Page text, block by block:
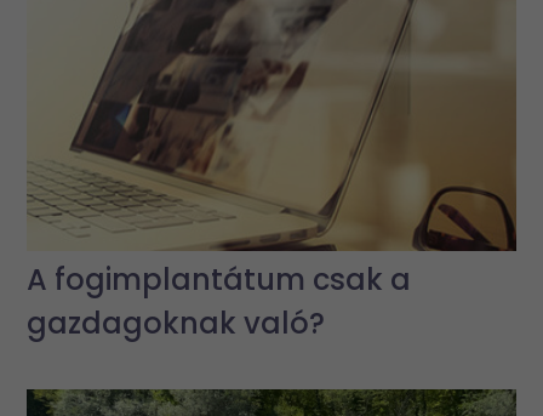
A fogimplantátum csak a
gazdagoknak való?